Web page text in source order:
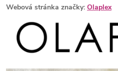
Webová stránka značky: Olaplex